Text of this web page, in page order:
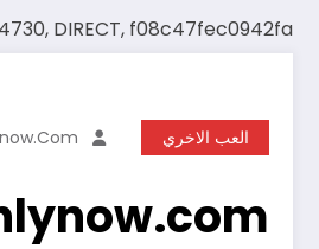
DIRECT, f08c47fec0942fa
العب الاخري